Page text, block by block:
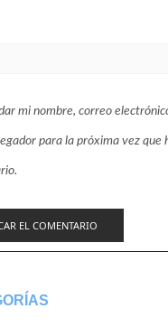
mi nombre, correo
para la próxima vez que